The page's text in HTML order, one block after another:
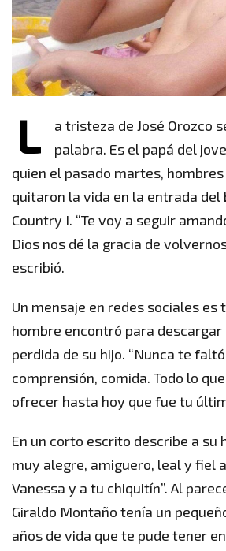
L
a tristeza de José Orozco
palabra. Es el papá del
quien el pasado martes,
quitaron la vida en la entrada del
Country I. “Te voy a seguir
Dios nos dé la gracia de
escribió.
Un mensaje en redes sociales es
hombre encontró para
perdida de su hijo. “Nunca te
comprensión, comida. Todo lo
ofrecer hasta hoy que fue tu
En un corto escrito describe a su
muy alegre, amiguero, leal y fiel
Vanessa y a tu chiquitín”. Al
Giraldo Montaño tenía un
años de vida que te pude tener